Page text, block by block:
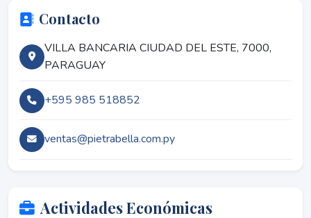
Contacto
VILLA BANCARIA CIUDAD DEL ESTE, 7000,
PARAGUAY
+595 985 518852
ventas@pietrabella.com.py
Actividades Económicas